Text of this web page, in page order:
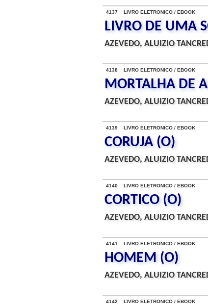
4137 LIVRO ELETRONICO / EBOOK
LIVRO DE UMA
AZEVEDO, ALUIZIO
4138 LIVRO ELETRONICO / EBOOK
MORTALHA DE
AZEVEDO, ALUIZIO
4139 LIVRO ELETRONICO / EBOOK
CORUJA (O)
AZEVEDO, ALUIZIO
4140 LIVRO ELETRONICO / EBOOK
CORTICO (O)
AZEVEDO, ALUIZIO
4141 LIVRO ELETRONICO / EBOOK
HOMEM (O)
AZEVEDO, ALUIZIO
4142 LIVRO ELETRONICO / EBOOK